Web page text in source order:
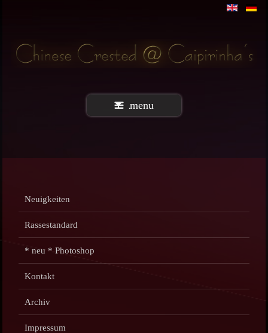
menu
Neuigkeiten
Rassestandard
* neu * Photoshop
Kontakt
Archiv
Impressum